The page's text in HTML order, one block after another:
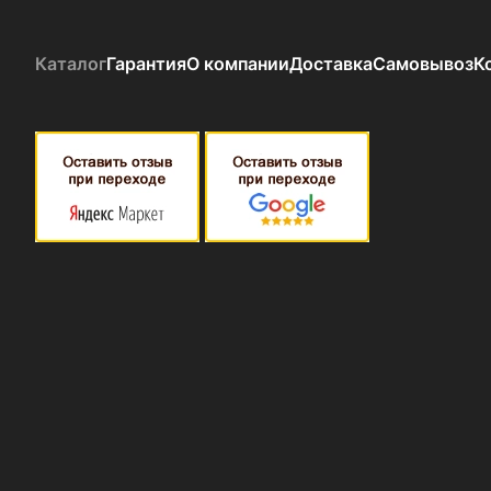
КаталогГарантияО компанииДоставкаСамовывоз